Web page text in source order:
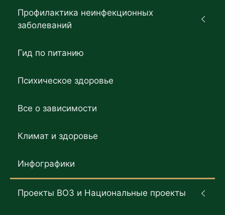
Профилактика неинфекционных
заболеваний
Гид по питанию
Психическое здоровье
Все о зависимости
Климат и здоровье
Инфографики
Проекты ВОЗ и Национальные проекты